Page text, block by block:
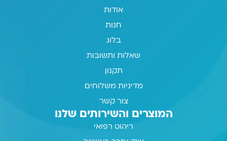
אודות
חנות
בלוג
שאלות ותשובות
תקנון
מדיניות משלוחים
צור קשר
המוצרים והשירותים שלנו
ריהוט רפואי